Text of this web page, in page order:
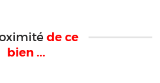
de ce
bien ...